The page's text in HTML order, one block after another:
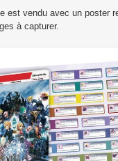
est vendu avec un poster
à capturer.